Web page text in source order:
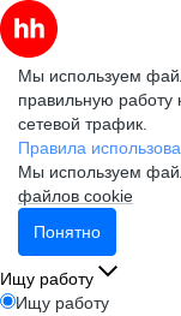
Мы используем
правильную работу
сетевой трафик.
Правила
Мы используем
файлов cookie
Понятно
Ищу работу
Ищу работу